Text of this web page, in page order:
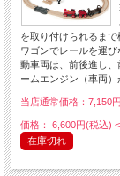
を取り付けられるまで
ワゴンでレールを運
動車両は、前後進し
ームエンジン（車両）
当店通常価格： 7,150
価格： 6,600円(税込)
在庫切れ